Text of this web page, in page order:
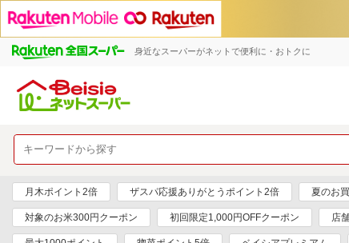
身近なスーパーがネットで便利に・おトクに
月木ポイント2倍 ザスパ応援ありがとうポイント2倍 夏のお
対象のお米300円クーポン 初回限定1,000円OFFクーポン 店